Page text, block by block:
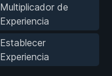
Multiplicador de
Experiencia
Establecer
Experiencia